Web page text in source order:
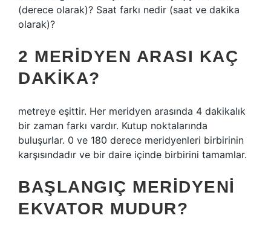
(derece olarak)? Saat farkı nedir (saat ve dakika
olarak)?
2 MERIDYEN ARASI KAÇ
DAKIKA?
metreye eşittir. Her meridyen arasında 4 dakikalık
bir zaman farkı vardır. Kutup noktalarında
buluşurlar. 0 ve 180 derece meridyenleri birbirinin
karşısındadır ve bir daire içinde birbirini tamamlar.
BAŞLANGIÇ MERIDYENI
EKVATOR MUDUR?